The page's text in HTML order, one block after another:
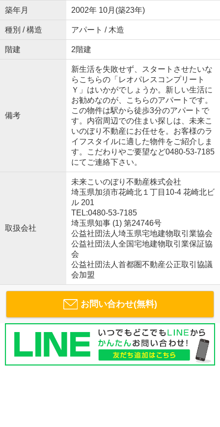
築年月 2002年 10月(築23年)
種別 / 構造 アパート / 木造
階建 2階建
備考
新生活を失敗せず、スタートさせたいな
らこちらの「レオパレスコンプリート
Ｙ」はいかがでしょうか。新しい生活に
お勧めなのが、こちらのアパートです。
この物件は駅から徒歩3分のアパートで
す。内宿周辺での住まい探しは、未来こ
いのぼり不動産にお任せを。お客様のラ
イフスタイルに適した物件をご紹介しま
す。こだわりやご要望など0480-53-7185
にてご連絡下さい。
取扱会社
未来こいのぼり不動産株式会社
埼玉県加須市花崎北１丁目10-4 花崎北ビ
ル 201
TEL:0480-53-7185
埼玉県知事 (1) 第24746号
公益社団法人埼玉県宅地建物取引業協会
公益社団法人全国宅地建物取引業保証協
会
公益社団法人首都圏不動産公正取引協議
会加盟
お問い合わせ(無料)